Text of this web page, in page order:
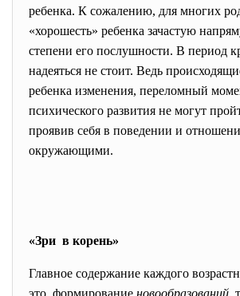
ребенка. К сожалению, для многих
«хорошесть» ребенка зачастую
степени его послушности. В период
надеяться не стоит. Ведь
ребенка изменения, переломный
психического развития не могут
проявив себя в поведении и
окружающими.
«Зри в корень»
Главное содержание каждого
это формирование новообразований,